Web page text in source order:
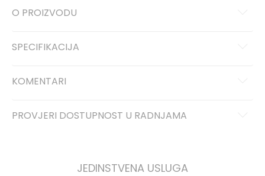
O PROIZVODU
SPECIFIKACIJA
KOMENTARI
PROVJERI DOSTUPNOST U RADNJAMA
JEDINSTVENA USLUGA